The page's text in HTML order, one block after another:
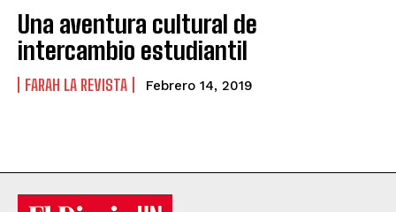
Una aventura cultural de
intercambio estudiantil
FARAH LA REVISTA Febrero 14, 2019